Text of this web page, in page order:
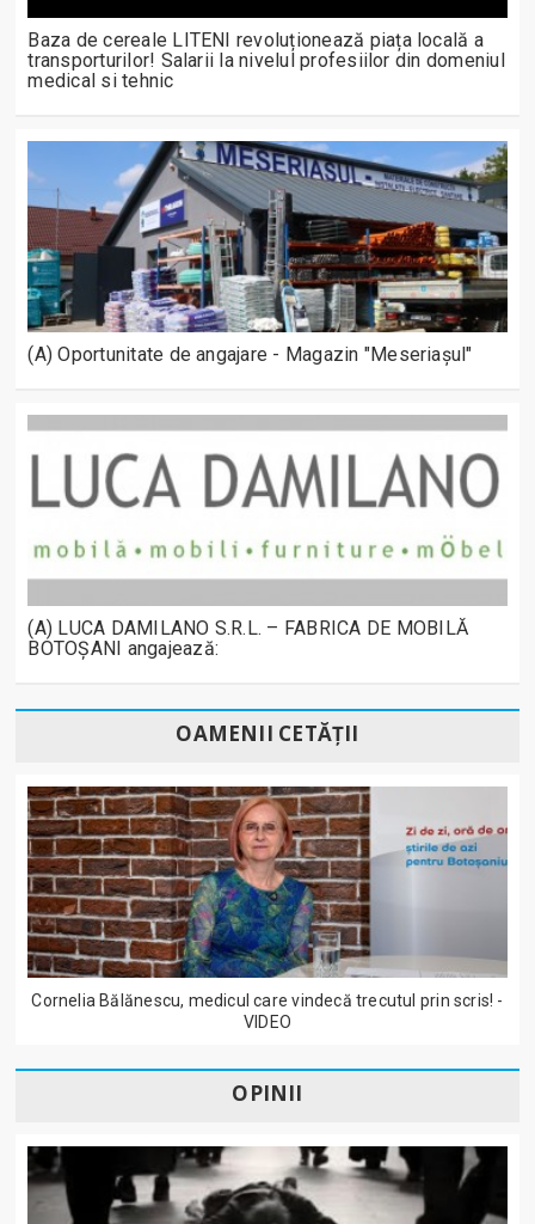
Baza de cereale LITENI revoluționează piața locală a
transporturilor! Salarii la nivelul profesiilor din domeniul
medical si tehnic
(A) Oportunitate de angajare - Magazin "Meseriașul"
(A) LUCA DAMILANO S.R.L. – FABRICA DE MOBILĂ
BOTOȘANI angajează:
OAMENII CETĂȚII
Cornelia Bălănescu, medicul care vindecă trecutul prin scris! -
VIDEO
OPINII